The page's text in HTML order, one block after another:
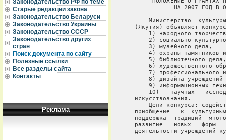
Законодательство РФ по теме
Старые редакции закона
Законодательство Беларуси
Законодательство Украины
Законодательство СССР
Законодательство других
стран
Поиск документа по сайту
Полезные ссылки
Все разделы сайта
Контакты
Реклама
НА 2007 ГОД В
Министерство
(Якутия) объявляет
1) народного
2) социально-
       3) музейного дела,
4) охраны памятников
       5) библиотечного дела,
6) художественного
7) профессионального
8) дизайна учреждений
9) информационных
10)   научных
   искусствознания.
Цели конкурса:
приобщение   к
поддержка  традиций
развитие   новых   форм
деятельности учреждений